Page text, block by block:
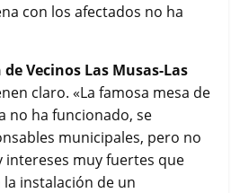
con los afectados no ha
Vecinos Las Musas-Las
claro. «La famosa mesa de
no ha funcionado, se
municipales, pero no
intereses muy fuertes que
instalación de un